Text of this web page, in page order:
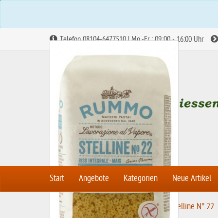
Telefon 08104-6477510 | Mo.-Fr.: 09:00 - 16:00 Uhr
Start Angebote Kategorien Neue Artikel
S
Nudeln, Pasta & Gnocchi Stelline N° 22